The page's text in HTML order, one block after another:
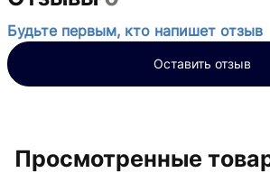
Будьте первым, кто напишет отзыв
Оставить отзыв
Просмотренные